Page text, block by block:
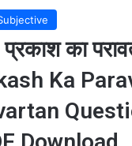
का
Ka